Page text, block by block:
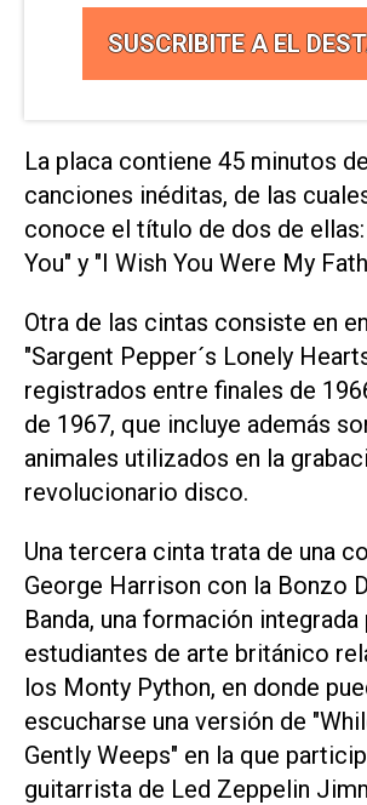
SUSCRIBITE A EL
La placa contiene 45 minutos
canciones inéditas, de las
conoce el título de dos de
You" y "I Wish You Were My
Otra de las cintas consiste en
"Sargent Pepper´s Lonely
registrados entre finales de
de 1967, que incluye además
animales utilizados en la
revolucionario disco.
Una tercera cinta trata de una
George Harrison con la Bonzo
Banda, una formación integrada
estudiantes de arte británico
los Monty Python, en donde
escucharse una versión de
Gently Weeps" en la que
guitarrista de Led Zeppelin